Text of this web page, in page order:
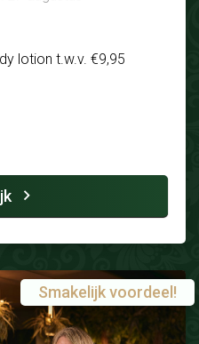
lotion t.w.v. €9,95
Smakelijk voordeel!